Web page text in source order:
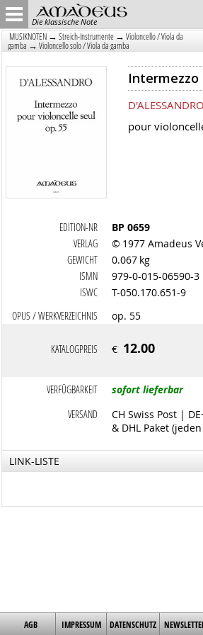
Die klassische Note
MUSIKNOTEN → Streich-Instrumente → Violoncello / Viola da
gamba → Violoncello solo / Viola da gamba
Intermezzo
pour
EDITION-NR
BP 0659
VERLAG
© 1977 Amadeus
GEWICHT
0.067 kg
ISMN
979-0-015-06590-3
ISWC
T-050.170.651-9
OPUS / WERKVERZEICHNIS
op. 55
KATALOGPREIS € 12.00
VERFÜGBARKEIT
sofort lieferbar
VERSAND
CH Swiss Post |
& DHL Paket
LINK-LISTE
AGB IMPRESSUM DATENSCHUTZ